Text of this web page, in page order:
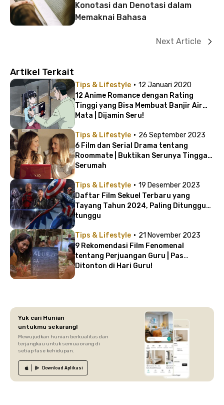
Konotasi dan Denotasi dalam
Memaknai Bahasa
Next Article
Artikel Terkait
Tips & Lifestyle · 12 Januari 2020
12 Anime Romance dengan Rating
Tinggi yang Bisa Membuat Banjir Air
Mata | Dijamin Seru!
Tips & Lifestyle · 26 September 2023
6 Film dan Serial Drama tentang
Roommate | Buktikan Serunya Tinggal
Serumah
Tips & Lifestyle · 19 Desember 2023
Daftar Film Sekuel Terbaru yang
Tayang Tahun 2024, Paling Ditunggu-
tunggu
Tips & Lifestyle · 21 November 2023
9 Rekomendasi Film Fenomenal
tentang Perjuangan Guru | Pas
Ditonton di Hari Guru!
Yuk cari Hunian
untukmu sekarang!
Mewujudkan hunian berkualitas dan
terjangkau untuk semua orang di
setiap fase kehidupan.
Download Aplikasi